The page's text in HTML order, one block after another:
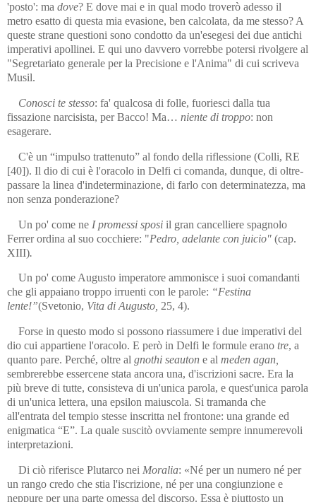
'posto': ma dove? E dove mai e in qual modo troverò adesso il
metro esatto di questa mia evasione, ben calcolata, da me stesso? A
queste strane questioni sono condotto da un'esegesi dei due antichi
imperativi apollinei. E qui uno davvero vorrebbe potersi rivolgere al
"Se­gretariato generale per la Precisione e l'Anima" di cui scriveva
Musil.
Conosci te stesso: fa' qualcosa di folle, fuoriesci dalla tua
fissazione narcisista, per Bacco! Ma… niente di troppo: non
esagerare.
C'è un “impulso trattenuto” al fondo della riflessione (Colli, RE
[40]). Il dio di cui è l'oracolo in Delfi ci comanda, dunque, di oltre­
passare la linea d'indeterminazione, di farlo con determinatezza, ma
non senza ponderazione?
Un po' come ne I promessi sposi il gran cancelliere spagnolo
Ferrer ordina al suo cocchiere: "Pedro, adelante con juicio" (cap.
XIII).
Un po' come Augusto imperatore ammonisce i suoi comandanti
che gli appaiano troppo irruenti con le parole: “Festina
lente!”(Svetonio, Vita di Augusto, 25, 4).
Forse in questo modo si possono riassumere i due imperativi del
dio cui appartiene l'oracolo. E però in Delfi le formule erano tre, a
quanto pare. Perché, oltre al gnothi seauton e al meden agan,
sembrerebbe essercene stata ancora una, d'iscrizioni sacre. Era la
più breve di tutte, consisteva di un'unica parola, e quest'unica parola
di un'unica lettera, una epsilon maiuscola. Si tramanda che
all'entrata del tempio stesse inscritta nel frontone: una grande ed
enigmatica “E”. La quale suscitò ovviamente sempre innumerevoli
interpretazioni.
Di ciò riferisce Plutarco nei Moralia: «Né per un numero né per
un rango credo che stia l'iscrizione, né per una congiunzione e
neppure per una parte omessa del discorso. Essa è piuttosto un